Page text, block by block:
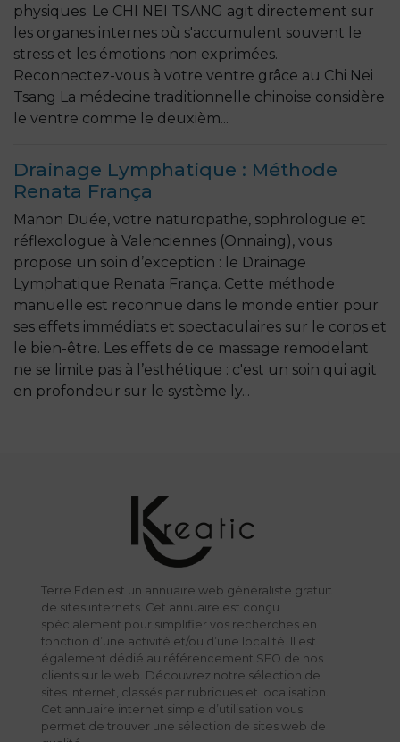
physiques. Le CHI NEI TSANG agit directement sur
les organes internes où s'accumulent souvent le
stress et les émotions non exprimées.
Reconnectez-vous à votre ventre grâce au Chi Nei
Tsang La médecine traditionnelle chinoise considère
le ventre comme le deuxièm...
Drainage Lymphatique : Méthode
Renata França
Manon Duée, votre naturopathe, sophrologue et
réflexologue à Valenciennes (Onnaing), vous
propose un soin d’exception : le Drainage
Lymphatique Renata França. Cette méthode
manuelle est reconnue dans le monde entier pour
ses effets immédiats et spectaculaires sur le corps et
le bien-être. Les effets de ce massage remodelant
ne se limite pas à l’esthétique : c'est un soin qui agit
en profondeur sur le système ly...
Terre Eden est un annuaire web généraliste gratuit
de sites internets. Cet annuaire est conçu
spécialement pour simplifier vos recherches en
fonction d’une activité et/ou d’une localité. Il est
également dédié au référencement SEO de nos
clients sur le web. Découvrez notre sélection de
sites Internet, classés par rubriques et localisation.
Cet annuaire internet simple d’utilisation vous
permet de trouver une sélection de sites web de